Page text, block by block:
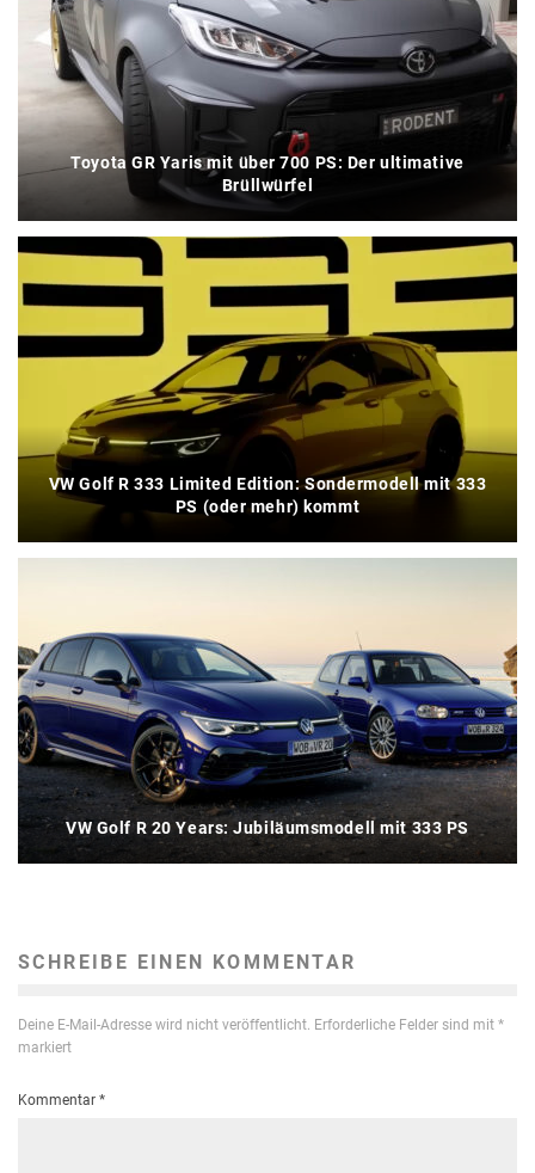
Toyota GR Yaris mit über 700 PS: Der ultimative
Brüllwürfel
VW Golf R 333 Limited Edition: Sondermodell mit 333
PS (oder mehr) kommt
VW Golf R 20 Years: Jubiläumsmodell mit 333 PS
SCHREIBE EINEN KOMMENTAR
Deine E-Mail-Adresse wird nicht veröffentlicht. Erforderliche Felder sind mit *
markiert
Kommentar *